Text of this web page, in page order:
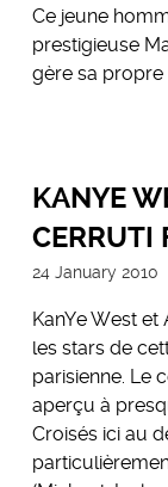
Ce jeune
prestigieuse
gère sa propre
KANYE
CERRUTI
24 January 2010
KanYe West
les stars de
parisienne. Le
aperçu à
Croisés ici au